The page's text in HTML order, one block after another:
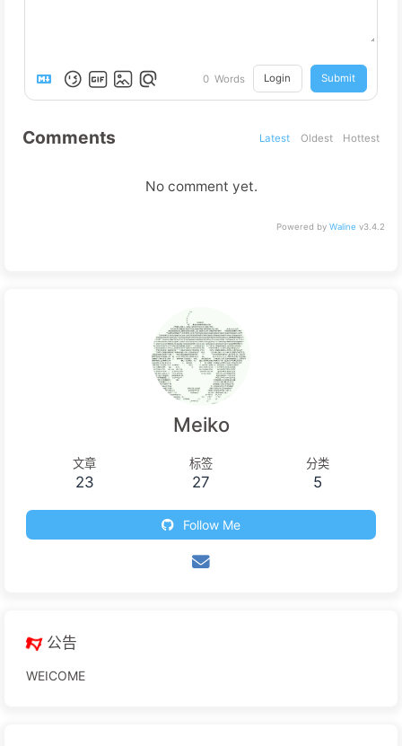
0 Words Login Submit
Comments Latest Oldest Hottest
No comment yet.
Powered by Waline v3.4.2
Meiko
文章
23
标签
27
分类
5
Follow Me
公告
WEICOME